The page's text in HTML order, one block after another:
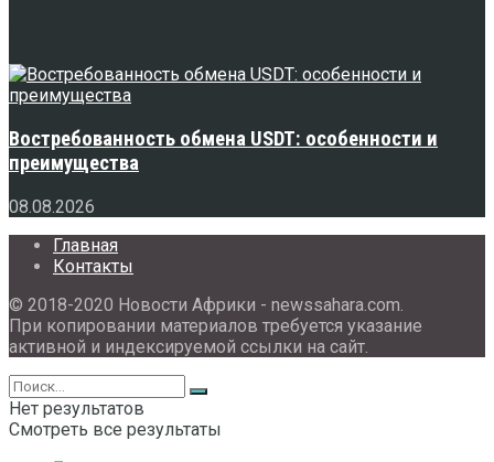
Востребованность обмена USDT: особенности и
преимущества
08.08.2026
Главная
Контакты
© 2018-2020 Новости Африки - newssahara.com.
При копировании материалов требуется указание
активной и индексируемой ссылки на сайт.
Нет результатов
Смотреть все результаты